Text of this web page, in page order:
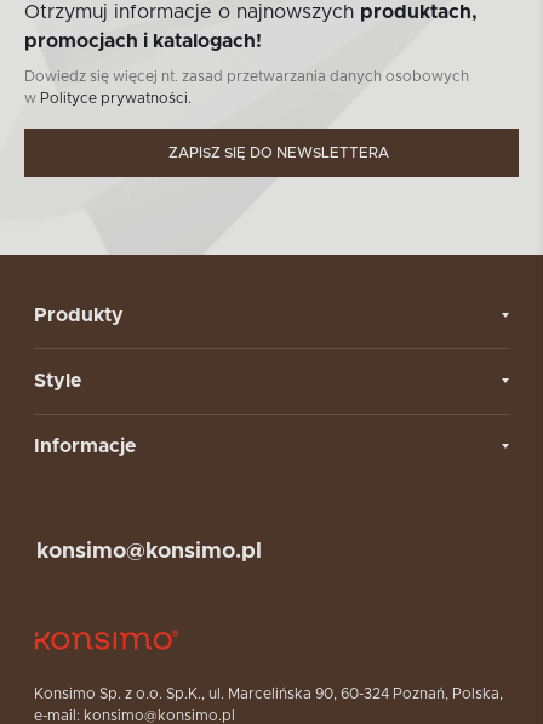
Otrzymuj informacje o najnowszych produktach,
promocjach i katalogach!
Dowiedz się więcej nt. zasad przetwarzania danych osobowych
w Polityce prywatności.
ZAPISZ SIĘ DO NEWSLETTERA
Produkty
Style
Informacje
Konsimo Sp. z o.o. Sp.K., ul. Marcelińska 90, 60-324 Poznań, Polska,
e-mail: konsimo@konsimo.pl
konsimo@konsimo.pl